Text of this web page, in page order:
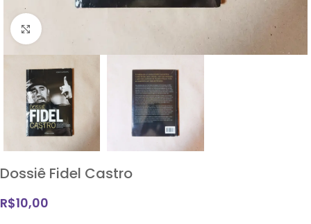
Clique para ampliar
Dossiê Fidel Castro
R$10,00